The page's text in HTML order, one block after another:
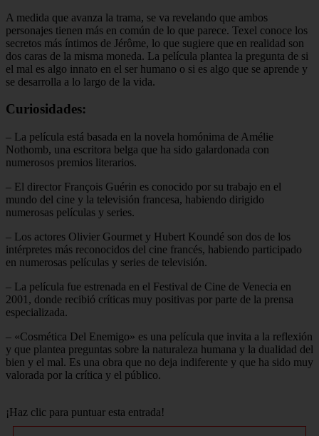
A medida que avanza la trama, se va revelando que ambos
personajes tienen más en común de lo que parece. Texel conoce los
secretos más íntimos de Jérôme, lo que sugiere que en realidad son
dos caras de la misma moneda. La película plantea la pregunta de si
el mal es algo innato en el ser humano o si es algo que se aprende y
se desarrolla a lo largo de la vida.
Curiosidades:
– La película está basada en la novela homónima de Amélie
Nothomb, una escritora belga que ha sido galardonada con
numerosos premios literarios.
– El director François Guérin es conocido por su trabajo en el
mundo del cine y la televisión francesa, habiendo dirigido
numerosas películas y series.
– Los actores Olivier Gourmet y Hubert Koundé son dos de los
intérpretes más reconocidos del cine francés, habiendo participado
en numerosas películas y series de televisión.
– La película fue estrenada en el Festival de Cine de Venecia en
2001, donde recibió críticas muy positivas por parte de la prensa
especializada.
– «Cosmética Del Enemigo» es una película que invita a la reflexión
y que plantea preguntas sobre la naturaleza humana y la dualidad del
bien y el mal. Es una obra que no deja indiferente y que ha sido muy
valorada por la crítica y el público.
¡Haz clic para puntuar esta entrada!